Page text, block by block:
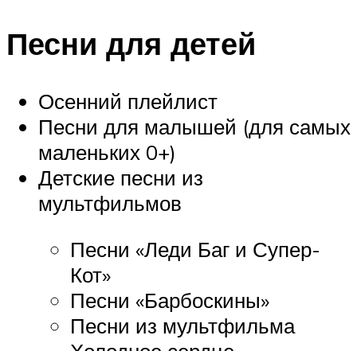
Песни для детей
Осенний плейлист
Песни для малышей (для самых
маленьких 0+)
Детские песни из
мультфильмов
Песни «Леди Баг и Супер-
Кот»
Песни «Барбоскины»
Песни из мультфильма